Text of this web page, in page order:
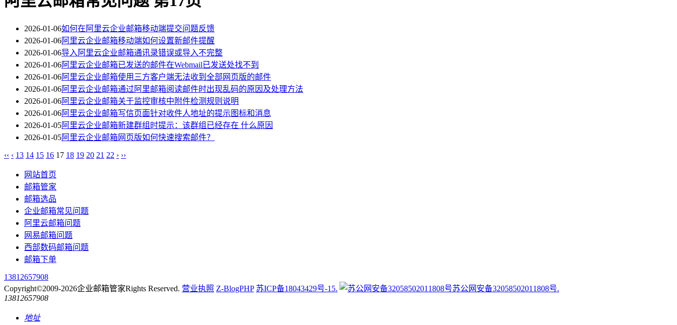
2026-01-06如何在阿里云企业邮箱移动端提交问题反馈
2026-01-06阿里云企业邮箱移动端如何设置新邮件提醒
2026-01-06导入阿里云企业邮箱通讯录错误或导入不完整
2026-01-06阿里云企业邮箱已发送的邮件在Webmail已发送处找不到
2026-01-06阿里云企业邮箱使用三方客户端无法收到全部网页版的邮件
2026-01-06阿里云企业邮箱通过阿里邮箱阅读邮件时出现乱码的原因及处理方法
2026-01-06阿里云企业邮箱关于监控审核中附件检测规则说明
2026-01-06阿里云企业邮箱写信页面针对收件人地址的提示图标和消息
2026-01-05阿里云企业邮箱新建群组时提示：该群组已经存在 什么原因
2026-01-05阿里云企业邮箱网页版如何快速搜索邮件？
‹‹ ‹ 13 14 15 16 17 18 19 20 21 22 › ››
网站首页
邮箱管家
邮箱选品
企业邮箱常见问题
阿里云邮箱问题
网易邮箱问题
西部数码邮箱问题
邮箱下单
13812657908
Copyright©2009-2026企业邮箱管家Rights Reserved. 营业执照 Z-BlogPHP 苏ICP备18043429号-15.
苏公网安备32058502011808号.
13812657908
地址